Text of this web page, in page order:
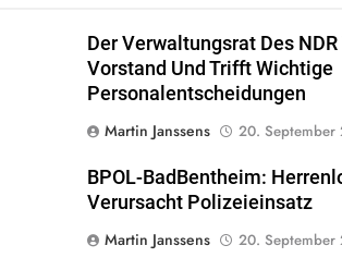
Der Verwaltungsrat Des
Vorstand Und Trifft Wichtige
Personalentscheidungen
Martin Janssens
20. September
BPOL-BadBentheim:
Verursacht Polizeieinsatz
Martin Janssens
20. September